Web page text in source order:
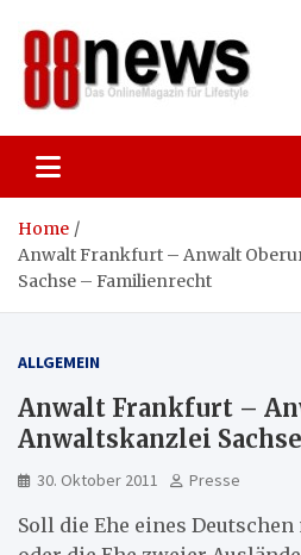
content
Home
Anwalt Frankfurt – Anwalt
Sachse – Familienrecht
ALLGEMEIN
Anwalt Frankfurt –
Anwaltskanzlei
30. Oktober 2011 Presse
Soll die Ehe eines